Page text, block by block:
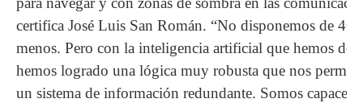
certifica José Luis San Román. “No disponemos de
menos. Pero con la inteligencia artificial que hemos
hemos logrado una lógica muy robusta que nos
un sistema de información redundante. Somos capaces